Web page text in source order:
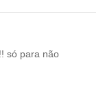
só para não